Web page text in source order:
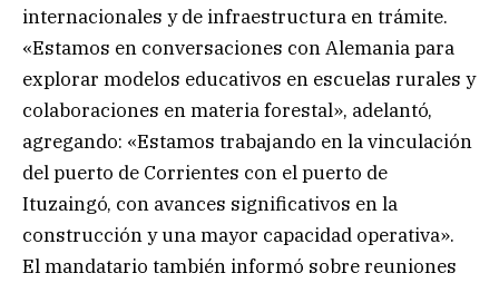
internacionales y de infraestructura en trámite.
«Estamos en conversaciones con Alemania para
explorar modelos educativos en escuelas rurales y
colaboraciones en materia forestal», adelantó,
agregando: «Estamos trabajando en la vinculación
del puerto de Corrientes con el puerto de
Ituzaingó, con avances significativos en la
construcción y una mayor capacidad operativa».
El mandatario también informó sobre reuniones